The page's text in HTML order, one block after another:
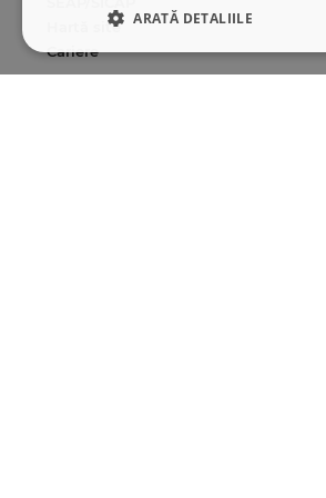
ARATĂ DETALIILE
STRICT NECESARE
Hartă site
Cariere